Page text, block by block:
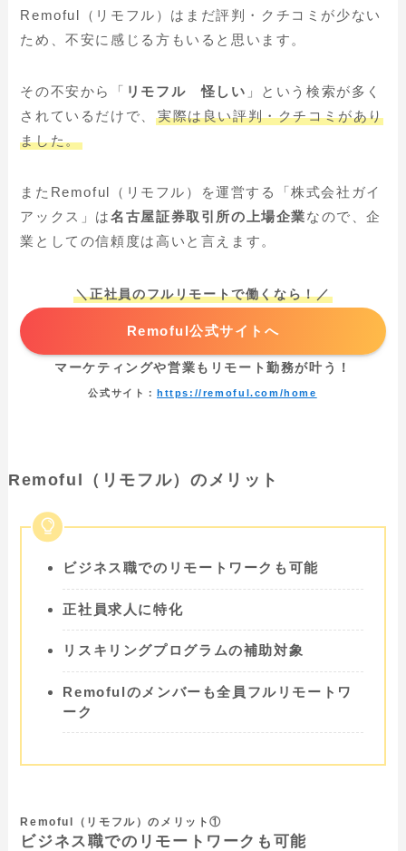
Remoful（リモフル）はまだ評判・クチコミが少ない
ため、不安に感じる方もいると思います。
その不安から「 リモフル 怪しい 」という検索が多く
されているだけで、
実際は良い評判・クチコミがあり
ました。
またRemoful（リモフル）を運営する「株式会社ガイ
アックス」は名古屋証券取引所の上場企業なので、企
業としての信頼度は高いと言えます。
＼正社員のフルリモートで働くなら！／
Remoful公式サイトへ
マーケティングや営業もリモート勤務が叶う！
公式サイト： https://remoful.com/home
Remoful（リモフル）のメリット
ビジネス職でのリモートワークも可能
正社員求人に特化
リスキリングプログラムの補助対象
Remofulのメンバーも全員フルリモートワ
ーク
Remoful（リモフル）のメリット①
ビジネス職でのリモートワークも可能